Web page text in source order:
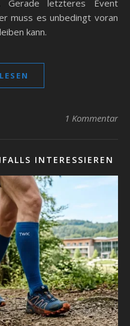
Gerade letzteres Event
muss es unbedingt voran
kann.
1 Kommentar
INTERESSIEREN